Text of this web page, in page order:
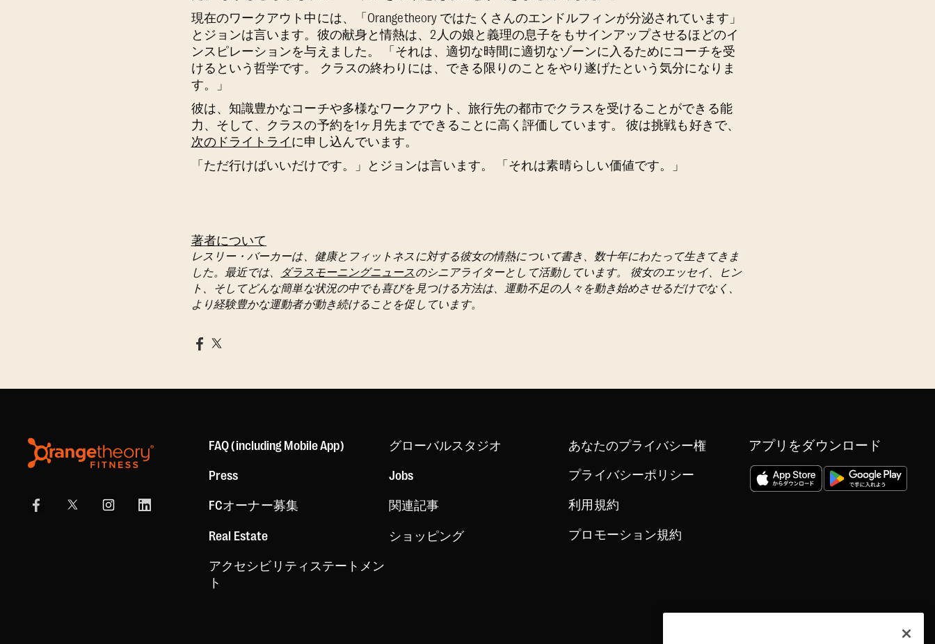
現在のワークアウト中には、「Orangetheory ではたくさんのエンドルフィンが分泌されています」
とジョンは言います。彼の献身と情熱は、2人の娘と義理の息子をもサインアップさせるほどのイ
ンスピレーションを与えました。 「それは、適切な時間に適切なゾーンに入るためにコーチを受
けるという哲学です。 クラスの終わりには、できる限りのことをやり遂げたという気分になりま
す。」
彼は、知識豊かなコーチや多様なワークアウト、旅行先の都市でクラスを受けることができる能
力、そして、クラスの予約を1ヶ月先までできることに高く評価しています。 彼は挑戦も好きで、
次のドライトライ に申し込んでいます。
「ただ行けばいいだけです。」とジョンは言います。 「それは素晴らしい価値です。」
著者について
レスリー・バーカーは、健康とフィットネスに対する彼女の情熱について書き、数十年にわたって生きてきま
した。最近では、
ダラスモーニングニュースのシニアライターとして活動しています。 彼女のエッセイ、ヒン
ト、そしてどんな簡単な状況の中でも喜びを見つける方法は、運動不足の人々を動き始めさせるだけでなく、
より経験豊かな運動者が動き続けることを促しています。
FAQ (including Mobile App)
Press
FCオーナー募集
Real Estate
アクセシビリティステートメン
ト
グローバルスタジオ
Jobs
関連記事
ショッピング
あなたのプライバシー権
プライバシーポリシー
利用規約
プロモーション規約
アプリをダウンロード